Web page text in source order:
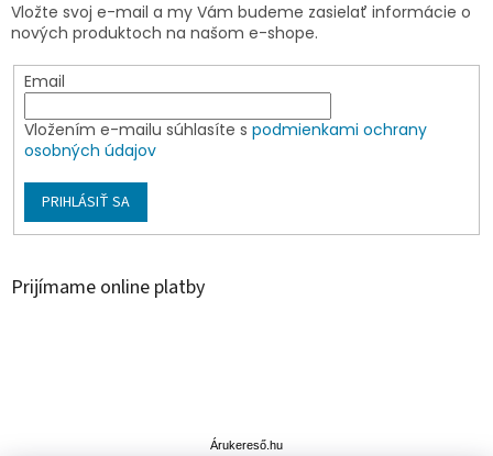
Vložte svoj e-mail a my Vám budeme zasielať informácie o
nových produktoch na našom e-shope.
Email
Vložením e-mailu súhlasíte s podmienkami ochrany
osobných údajov
PRIHLÁSIŤ SA
Prijímame online platby
Árukereső.hu